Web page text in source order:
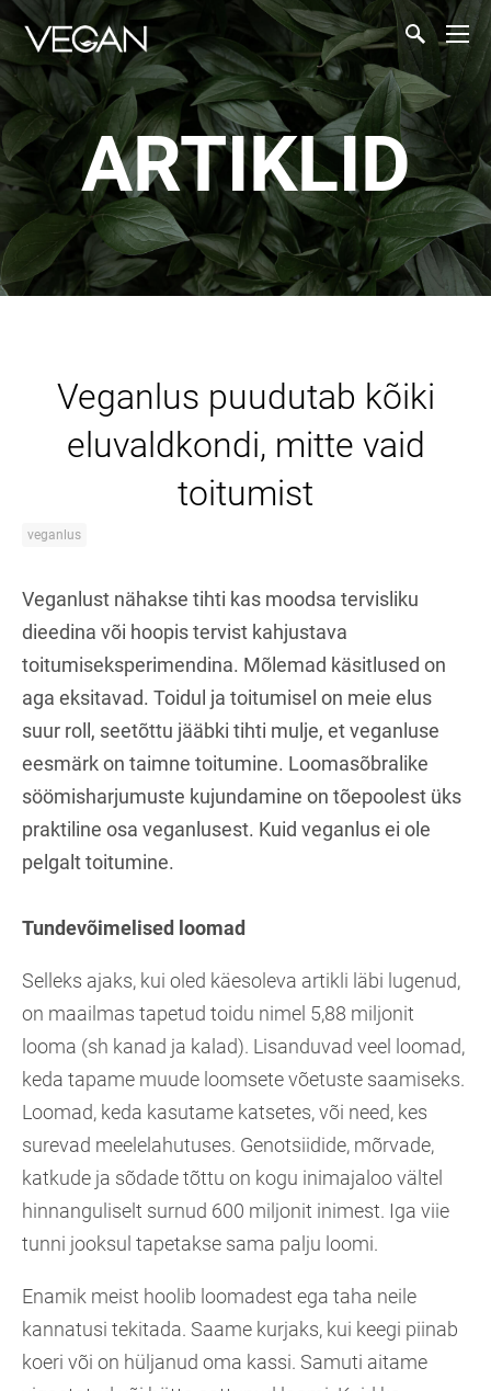
ARTIKLID
Veganlus puudutab kõiki
eluvaldkondi, mitte vaid
toitumist
veganlus
Veganlust nähakse tihti kas moodsa tervisliku
dieedina või hoopis tervist kahjustava
toitumiseksperimendina. Mõlemad käsitlused on
aga eksitavad. Toidul ja toitumisel on meie elus
suur roll, seetõttu jääbki tihti mulje, et veganluse
eesmärk on taimne toitumine. Loomasõbralike
söömisharjumuste kujundamine on tõepoolest üks
praktiline osa veganlusest. Kuid veganlus ei ole
pelgalt toitumine.
Tundevõimelised loomad
Selleks ajaks, kui oled käesoleva artikli läbi lugenud,
on maailmas tapetud toidu nimel 5,88 miljonit
looma (sh kanad ja kalad). Lisanduvad veel loomad,
keda tapame muude loomsete võetuste saamiseks.
Loomad, keda kasutame katsetes, või need, kes
surevad meelelahutuses. Genotsiidide, mõrvade,
katkude ja sõdade tõttu on kogu inimajaloo vältel
hinnanguliselt surnud 600 miljonit inimest. Iga viie
tunni jooksul tapetakse sama palju loomi.
Enamik meist hoolib loomadest ega taha neile
kannatusi tekitada. Saame kurjaks, kui keegi piinab
koeri või on hüljanud oma kassi. Samuti aitame